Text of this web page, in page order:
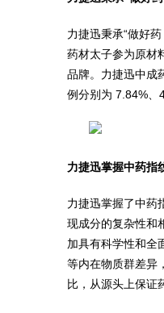
网
力捷迅秉承“做好
药材太子参为原材
品牌。力捷迅中成
例分别为 7.84%、
力捷迅掌握中药指
力捷迅掌握了中药
现成分的复杂性和
加具有科学性和全
等内在物质群差异
比，从源头上保证